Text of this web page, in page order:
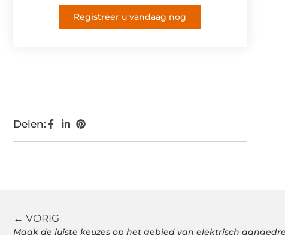
Registreer u vandaag nog
Delen:
← VORIG
Maak de juiste keuzes op het gebied van elektrisch